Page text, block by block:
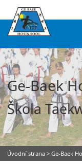
Ge-Baek
Škola
Úvodní strana > Ge-Baek